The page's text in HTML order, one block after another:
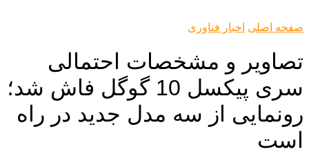
صفحه اصلی اخبار فناوری
تصاویر و مشخصات احتمالی
سری پیکسل 10 گوگل فاش شد؛
رونمایی از سه مدل جدید در راه
است